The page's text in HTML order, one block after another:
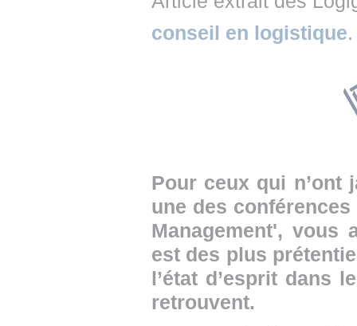
TOUTES LES INTERVIEWS
👉 PRENDRE LA PAROLE
•
•
👉
conseil en logistique.
Pour ceux qui n’ont
une des
Management', vous
est des plus
l’état d’esprit dans
retrouvent.